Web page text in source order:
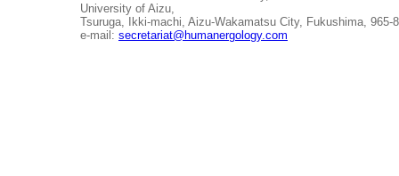
University of Aizu,
Tsuruga, Ikki-machi, Aizu-Wakamatsu City, Fukushima, 965-
e-mail: secretariat@humanergology.com